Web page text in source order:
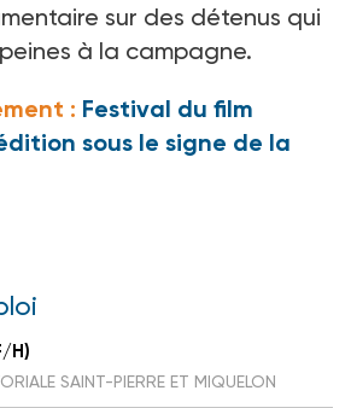
sur des détenus qui
à la campagne.
: Festival du film
sous le signe de la
H)
SAINT-PIERRE ET MIQUELON